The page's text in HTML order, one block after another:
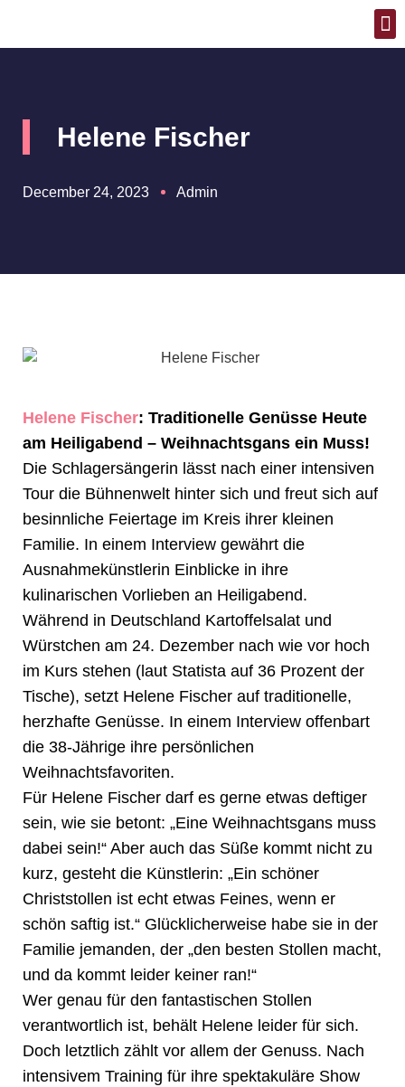
Helene Fischer
December 24, 2023 Admin
Helene Fischer: Traditionelle Genüsse Heute
am Heiligabend – Weihnachtsgans ein Muss!
Die Schlagersängerin lässt nach einer intensiven
Tour die Bühnenwelt hinter sich und freut sich auf
besinnliche Feiertage im Kreis ihrer kleinen
Familie. In einem Interview gewährt die
Ausnahmekünstlerin Einblicke in ihre
kulinarischen Vorlieben an Heiligabend.
Während in Deutschland Kartoffelsalat und
Würstchen am 24. Dezember nach wie vor hoch
im Kurs stehen (laut Statista auf 36 Prozent der
Tische), setzt Helene Fischer auf traditionelle,
herzhafte Genüsse. In einem Interview offenbart
die 38-Jährige ihre persönlichen
Weihnachtsfavoriten.
Für Helene Fischer darf es gerne etwas deftiger
sein, wie sie betont: „Eine Weihnachtsgans muss
dabei sein!“ Aber auch das Süße kommt nicht zu
kurz, gesteht die Künstlerin: „Ein schöner
Christstollen ist echt etwas Feines, wenn er
schön saftig ist.“ Glücklicherweise habe sie in der
Familie jemanden, der „den besten Stollen macht,
und da kommt leider keiner ran!“
Wer genau für den fantastischen Stollen
verantwortlich ist, behält Helene leider für sich.
Doch letztlich zählt vor allem der Genuss. Nach
intensivem Training für ihre spektakuläre Show